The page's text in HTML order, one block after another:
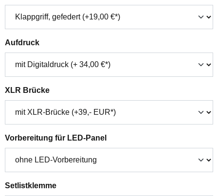
Aufdruckauswählen
XLR Brückeauswählen
Vorbereitung für LED-Panelauswählen
Setlistklemmeauswählen